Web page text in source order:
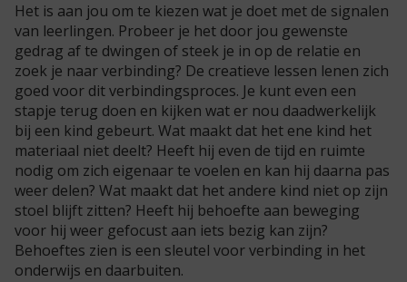
Het is aan jou om te kiezen wat je doet met de signalen
van leerlingen. Probeer je het door jou gewenste
gedrag af te dwingen of steek je in op de relatie en
zoek je naar verbinding? De creatieve lessen lenen zich
goed voor dit verbindingsproces. Je kunt even een
stapje terug doen en kijken wat er nou daadwerkelijk
bij een kind gebeurt. Wat maakt dat het ene kind het
materiaal niet deelt? Heeft hij even de tijd en ruimte
nodig om zich eigenaar te voelen en kan hij daarna pas
weer delen? Wat maakt dat het andere kind niet op zijn
stoel blijft zitten? Heeft hij behoefte aan beweging
voor hij weer gefocust aan iets bezig kan zijn?
Behoeftes zien is een sleutel voor verbinding in het
onderwijs en daarbuiten.